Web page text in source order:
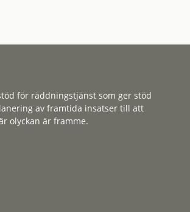
för räddningstjänst som ger stöd
av framtida insatser till att
olyckan är framme.